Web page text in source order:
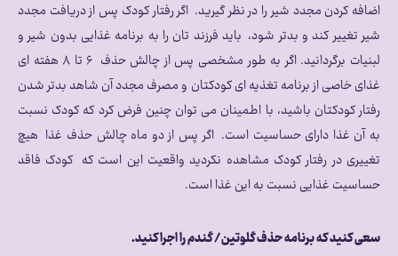
اضافه کردن مجدد شیر را در نظر گیرید. اگر رفتار کودک پس از دریافت مجدد
شیر تغییر کند و بدتر شود، باید فرزند تان را به برنامه غذایی بدون شیر و
لبنیات برگردانید. اگر به طور مشخصی پس از چالش حذف ۶ تا ۸ هفته ای
غذای خاصی از برنامه تغذیه ای کودکتان و مصرف مجدد آن شاهد بدتر شدن
رفتار کودکتان باشید، با اطمینان می توان چنین فرض کرد که کودک نسبت
به آن غذا دارای حساسیت است. اگر پس از دو ماه چالش حذف غذا هیچ
تغییری در رفتار کودک مشاهده نکردید واقعیت این است که کودک فاقد
حساسیت غذایی نسبت به این غذا است.
سعی کنید که برنامه حذف گلوتین/ گندم را اجرا کنید.